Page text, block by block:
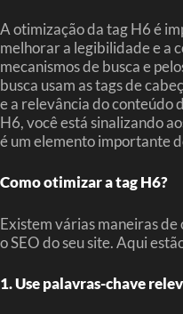
A otimização da tag H6 é
melhorar a legibilidade e a
mecanismos de busca e
busca usam as tags de
e a relevância do conteúdo
H6, você está sinalizando
é um elemento importante
Como otimizar a tag H6?
Existem várias maneiras
o SEO do seu site. Aqui
1. Use palavras-chave